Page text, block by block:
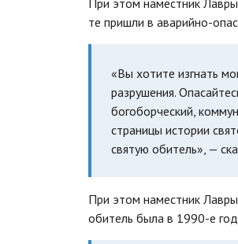
те пришли в аварийно-
«Вы хотите изгнать
разрушения.
богоборческий,
страницы истории
святую обитель», —
При этом наместник
обитель была в 1990-е